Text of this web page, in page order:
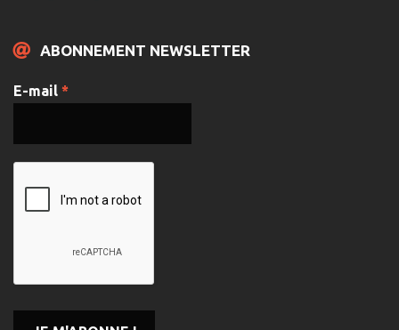
ABONNEMENT NEWSLETTER
E-mail *